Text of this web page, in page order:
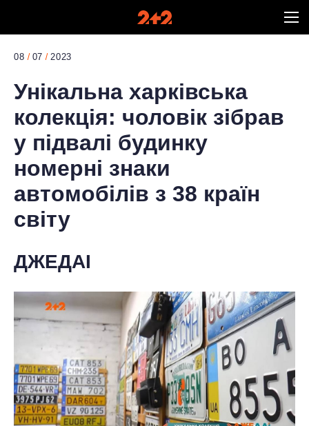
08 07 2023
Унікальна харківська
колекція: чоловік зібрав
у підвалі будинку
номерні знаки
автомобілів з 38 країн
світу
ДЖЕДАІ